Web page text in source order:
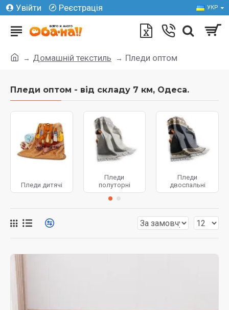
Увійти Реєстрація УКР
Домашній текстиль Пледи оптом
Пледи оптом - від складу 7 км, Одеса.
Пледи дитячі
Пледи
полуторні
Пледи
двоспальні